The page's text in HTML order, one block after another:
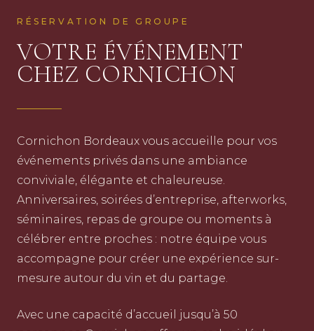
RÉSERVATION DE GROUPE
VOTRE ÉVÉNEMENT
CHEZ CORNICHON
Cornichon Bordeaux vous accueille pour vos
événements privés dans une ambiance
conviviale, élégante et chaleureuse.
Anniversaires, soirées d’entreprise, afterworks,
séminaires, repas de groupe ou moments à
célébrer entre proches : notre équipe vous
accompagne pour créer une expérience sur-
mesure autour du vin et du partage.
Avec une capacité d’accueil jusqu’à 50